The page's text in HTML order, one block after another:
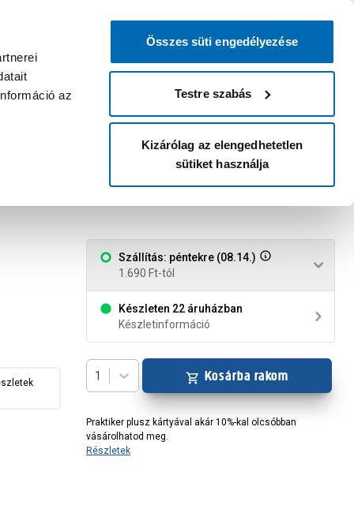
az
Összes süti engedélyezése
Testre szabás
Kizárólag az elengedhetetlen
sütiket használja
bejelentkezni?
Belépés Listáim
Áruházak és szolgáltatások
Szállítás: péntekre (08.14.)
1.690 Ft-tól
Készleten 22 áruházban
Készletinformáció
1 Kosárba rakom
Praktiker plusz kártyával akár 10%-kal olcsóbban
vásárolhatod meg.
Részletek